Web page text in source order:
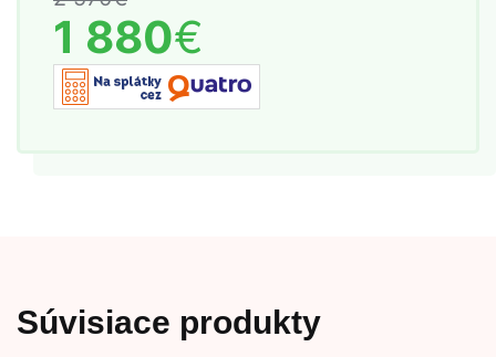
1 880€
Súvisiace produkty